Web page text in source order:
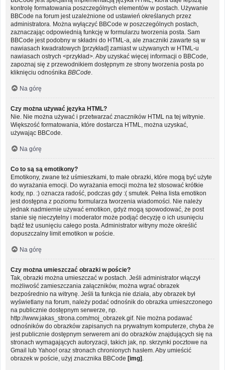
kontrolę formatowania poszczególnych elementów w postach. Używanie
BBCode na forum jest uzależnione od ustawień określanych przez
administratora. Można wyłączyć BBCode w poszczególnych postach,
zaznaczając odpowiednią funkcję w formularzu tworzenia posta. Sam
BBCode jest podobny w składni do HTML-a, ale znaczniki zawarte są w
nawiasach kwadratowych [przykład] zamiast w używanych w HTML-u
nawiasach ostrych <przykład>. Aby uzyskać więcej informacji o BBCode,
zapoznaj się z przewodnikiem dostępnym ze strony tworzenia posta po
kliknięciu odnośnika BBCode
Na górę
Czy można używać języka HTML?
Nie. Nie można używać i przetwarzać znaczników HTML na tej witrynie.
Większość formatowania, które dostarcza HTML, można uzyskać,
używając BBCode.
Na górę
Co to są są emotikony?
Emotikony, zwane też uśmieszkami, to małe obrazki, które mogą być użyte
do wyrażania emocji. Do wyrażania emocji można też stosować krótkie
kody, np. :) oznacza radość, podczas gdy :( smutek. Pełna lista emotikon
jest dostępna z poziomu formularza tworzenia wiadomości. Nie należy
jednak nadmiernie używać emotikon, gdyż mogą spowodować, że post
stanie się nieczytelny i moderator może podjąć decyzję o ich usunięciu
bądź też usunięciu całego posta. Administrator witryny może określić
dopuszczalny limit emotikon w poście.
Na górę
Czy można umieszczać obrazki w poście?
Tak, obrazki można umieszczać w postach. Jeśli administrator włączył
możliwość zamieszczania załączników, można wgrać obrazek
bezpośrednio na witrynę. Jeśli ta funkcja nie działa, aby obrazek był
wyświetlany na forum, należy podać odnośnik do obrazka umieszczonego
na publicznie dostępnym serwerze, np.
http://www.jakas_strona.com/moj_obrazek.gif. Nie można podawać
odnośników do obrazków zapisanych na prywatnym komputerze, chyba że
jest publicznie dostępnym serwerem ani do obrazków znajdujących się na
stronach wymagających autoryzacji, takich jak, np. skrzynki pocztowe na
Gmail lub Yahoo! oraz stronach chronionych hasłem. Aby umieścić
obrazek w poście, użyj znacznika BBCode [img]